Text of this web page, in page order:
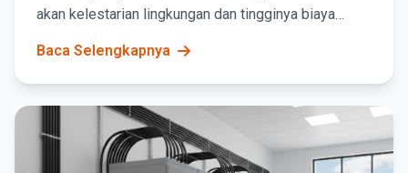
akan kelestarian lingkungan dan tingginya biaya
pilihan...
Baca Selengkapnya